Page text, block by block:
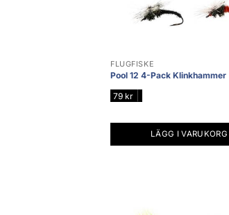
FLUGFISKE
Pool 12 4-Pack Klinkhammer
79 kr
LÄGG I VARUKORG